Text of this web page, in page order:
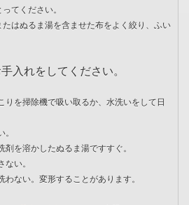
てください。
たはぬるま湯を含ませた布をよく絞り、ふい
入れをしてください。
りを掃除機で吸い取るか、水洗いをして日
剤を溶かしたぬるま湯ですすぐ。
ない。
わない。変形することがあります。